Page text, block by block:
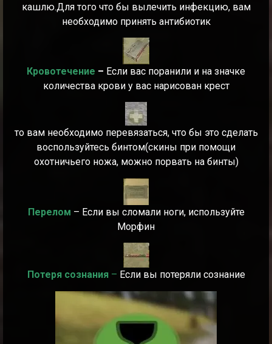
кашлю.Для того что бы вылечить инфекцию, вам
необходимо принять антибиотик
Кровотечение – Если вас поранили и на значке
количества крови у вас нарисован крест
то вам необходимо перевязаться, что бы это сделать
воспользуйтесь бинтом(скины при помощи
охотничьего ножа, можно порвать на бинты)
Перелом – Если вы сломали ноги, используйте
Морфин
Потеря сознания – Если вы потеряли сознание